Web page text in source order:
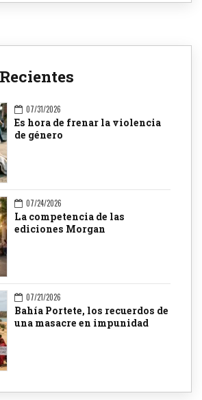
07/31/2026
Es hora de frenar la violencia
de género
07/24/2026
La competencia de las
ediciones Morgan
07/21/2026
Bahía Portete, los recuerdos de
una masacre en impunidad